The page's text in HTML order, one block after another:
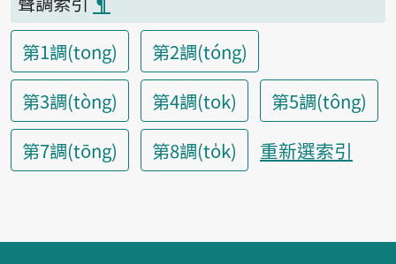
第1調(tong)
第2調(tóng)
第3調(tòng)
第4調(tok)
第5調(tông)
第7調(tōng)
第8調(to̍k) 重新選索引